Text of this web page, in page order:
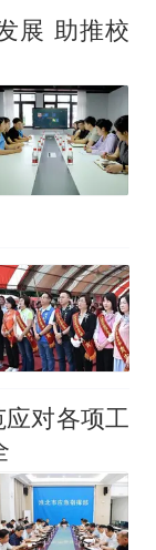
展 助推校
对各项工